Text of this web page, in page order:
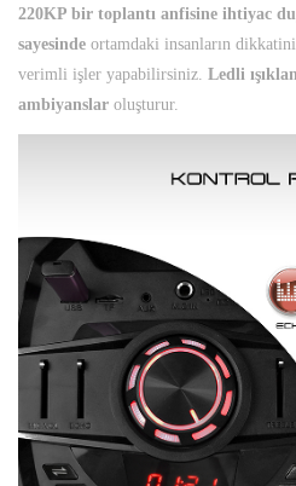
220KP bir toplantı anfisine ihtiyac
sayesinde ortamdaki insanların
verimli işler yapabilirsiniz. Ledli
ambiyanslar oluşturur.